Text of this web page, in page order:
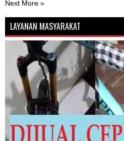
Next More »
LAYANAN MASYARAKAT